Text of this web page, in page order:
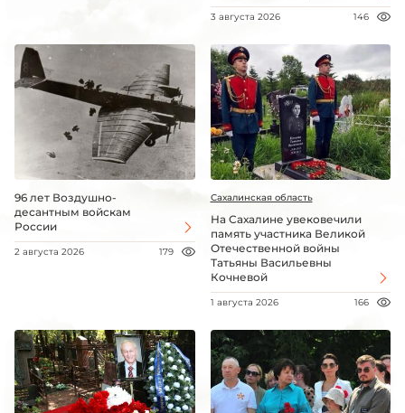
3 августа 2026 146
96 лет Воздушно-
десантным войскам
России
2 августа 2026 179
Сахалинская область
На Сахалине увековечили
память участника Великой
Отечественной войны
Татьяны Васильевны
Кочневой
1 августа 2026 166